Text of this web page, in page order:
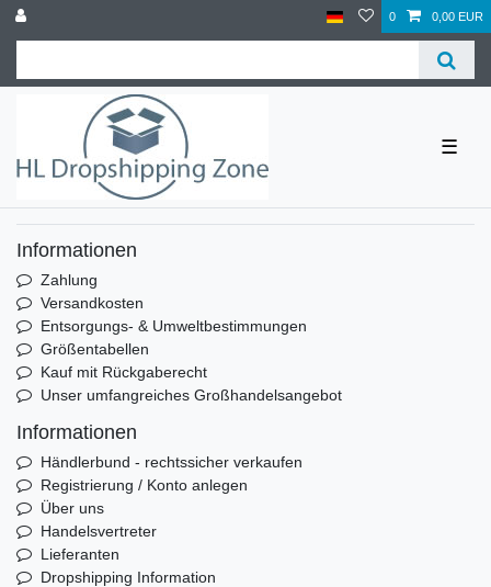
0 0,00 EUR
☰
Informationen
Zahlung
Versandkosten
Entsorgungs- & Umweltbestimmungen
Größentabellen
Kauf mit Rückgaberecht
Unser umfangreiches Großhandelsangebot
Informationen
Händlerbund - rechtssicher verkaufen
Registrierung / Konto anlegen
Über uns
Handelsvertreter
Lieferanten
Dropshipping Information